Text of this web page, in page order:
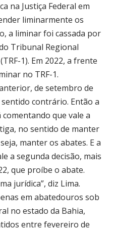
na Justiça Federal em
liminarmente os
a liminar foi cassada por
Tribunal Regional
1). Em 2022, a frente
no TRF-1.
de setembro de
contrário. Então a
que vale a
no sentido de manter
manter os abates. E a
a segunda decisão, mais
que proíbe o abate.
jurídica”, diz Lima.
em abatedouros sob
no estado da Bahia,
entre fevereiro de